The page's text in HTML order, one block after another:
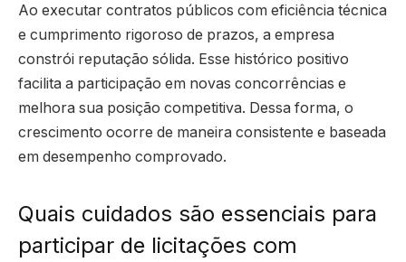
Ao executar contratos públicos com eficiência técnica
e cumprimento rigoroso de prazos, a empresa
constrói reputação sólida. Esse histórico positivo
facilita a participação em novas concorrências e
melhora sua posição competitiva. Dessa forma, o
crescimento ocorre de maneira consistente e baseada
em desempenho comprovado.
Quais cuidados são essenciais para
participar de licitações com